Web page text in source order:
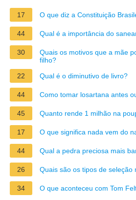
17 O que diz a Constituição
44 Qual é a importância do
30
Quais os motivos que a mãe
filho?
22
Qual é o diminutivo de livro?
44 Como tomar losartana antes
45 Quanto rende 1 milhão na
17 O que significa nada vem do
44 Qual a pedra preciosa mais
26 Quais são os tipos de seleção
34 O que aconteceu com Tom